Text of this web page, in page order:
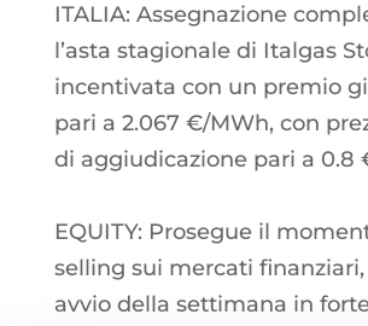
ITALIA: Assegnazione
l’asta stagionale di Italgas
incentivata con un premio
pari a 2.067 €/MWh, con
di aggiudicazione pari a 0.8
EQUITY: Prosegue il
selling sui mercati
avvio della settimana in